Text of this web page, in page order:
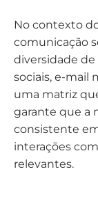
No contexto
comunicação
diversidade de
sociais, e-mail
uma matriz
garante que a
consistente
interações
relevantes.